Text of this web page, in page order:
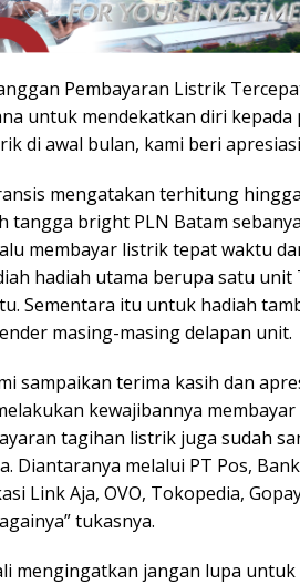
Pembayaran Listrik
untuk mendekatkan diri
di awal bulan, kami beri
mengatakan terhitung
tangga bright PLN Batam
membayar listrik tepat waktu
hadiah utama berupa satu unit
Sementara itu untuk hadiah
masing-masing delapan unit.
sampaikan terima kasih dan
kewajibannya
tagihan listrik juga sudah
Diantaranya melalui PT Pos,
Link Aja, OVO, Tokopedia,
tukasnya.
mengingatkan jangan lupa